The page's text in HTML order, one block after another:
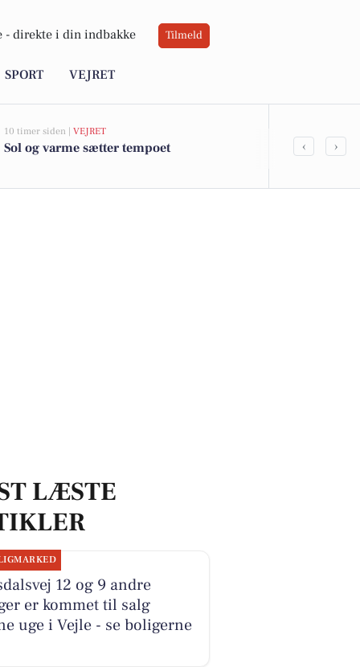
- direkte i din indbakke Tilmeld
SPORT VEJRET
10 timer siden | VEJRET
Sol og varme sætter tempoet
Savner du
‹ ›
LÆSTE
12 og 9 andre
er kommet til salg
uge i Vejle - se boligerne